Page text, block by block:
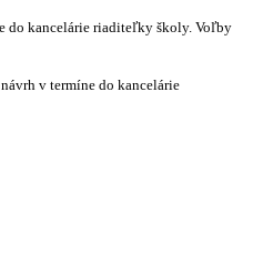
do kancelárie riaditeľky školy. Voľby
v termíne do kancelárie